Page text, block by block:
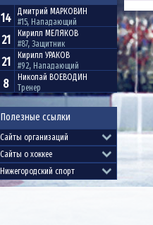
14 Дмитрий МАРКОВИН
#15, Нападающий
21 Кирилл МЕЛЯКОВ
#87, Защитник
21 Кирилл УРАКОВ
#92, Нападающий
8 Николай ВОЕВОДИН
Тренер
Полезные ссылки